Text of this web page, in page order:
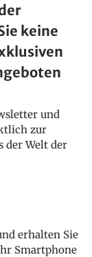
keine
und
zur
der Welt der
erhalten Sie
Smartphone